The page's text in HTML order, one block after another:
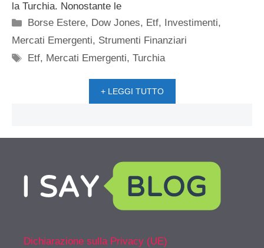
la Turchia. Nonostante le
Categorie
Borse Estere, Dow Jones, Etf, Investimenti,
Mercati Emergenti, Strumenti Finanziari
Tag
Etf, Mercati Emergenti,Turchia
+ LEGGI TUTTO
Dichiarazione sulla Privacy (UE)